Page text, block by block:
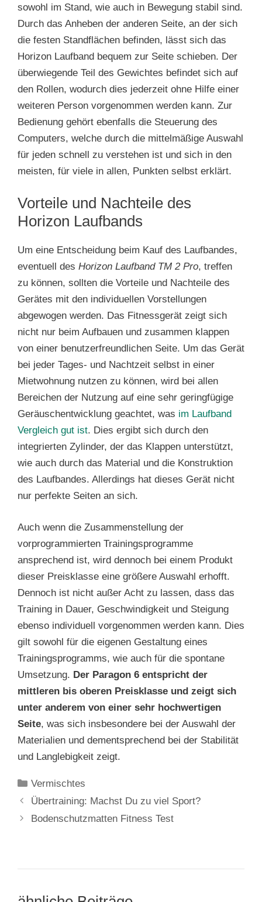
sowohl im Stand, wie auch in Bewegung stabil sind.
Durch das Anheben der anderen Seite, an der sich
die festen Standflächen befinden, lässt sich das
Horizon Laufband bequem zur Seite schieben. Der
überwiegende Teil des Gewichtes befindet sich auf
den Rollen, wodurch dies jederzeit ohne Hilfe einer
weiteren Person vorgenommen werden kann. Zur
Bedienung gehört ebenfalls die Steuerung des
Computers, welche durch die mittelmäßige Auswahl
für jeden schnell zu verstehen ist und sich in den
meisten, für viele in allen, Punkten selbst erklärt.
Vorteile und Nachteile des
Horizon Laufbands
Um eine Entscheidung beim Kauf des Laufbandes,
eventuell des Horizon Laufband TM 2 Pro, treffen
zu können, sollten die Vorteile und Nachteile des
Gerätes mit den individuellen Vorstellungen
abgewogen werden. Das Fitnessgerät zeigt sich
nicht nur beim Aufbauen und zusammen klappen
von einer benutzerfreundlichen Seite. Um das Gerät
bei jeder Tages- und Nachtzeit selbst in einer
Mietwohnung nutzen zu können, wird bei allen
Bereichen der Nutzung auf eine sehr geringfügige
Geräuschentwicklung geachtet, was im Laufband
Vergleich gut ist. Dies ergibt sich durch den
integrierten Zylinder, der das Klappen unterstützt,
wie auch durch das Material und die Konstruktion
des Laufbandes. Allerdings hat dieses Gerät nicht
nur perfekte Seiten an sich.
Auch wenn die Zusammenstellung der
vorprogrammierten Trainingsprogramme
ansprechend ist, wird dennoch bei einem Produkt
dieser Preisklasse eine größere Auswahl erhofft.
Dennoch ist nicht außer Acht zu lassen, dass das
Training in Dauer, Geschwindigkeit und Steigung
ebenso individuell vorgenommen werden kann. Dies
gilt sowohl für die eigenen Gestaltung eines
Trainingsprogramms, wie auch für die spontane
Umsetzung. Der Paragon 6 entspricht der
mittleren bis oberen Preisklasse und zeigt sich
unter anderem von einer sehr hochwertigen
Seite, was sich insbesondere bei der Auswahl der
Materialien und dementsprechend bei der Stabilität
und Langlebigkeit zeigt.
Kategorien
Vermischtes
Beitrags-
Navigation
Übertraining: Machst Du zu viel Sport?
Bodenschutzmatten Fitness Test